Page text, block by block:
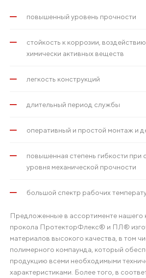
повышенный уровень прочности
стойкость к коррозии,
химически активных веществ
легкость конструкций
длительный период службы
оперативный и простой монтаж и
повышенная степень гибкости при
уровня механической прочности
большой спектр рабочих
Предложенные в ассортименте нашего
прокола ПротекторФлекс® и ПЛ®
материалов высокого качества, в том
полимерного компаунда, который
продукцию всеми необходимыми
характеристиками. Более того, в